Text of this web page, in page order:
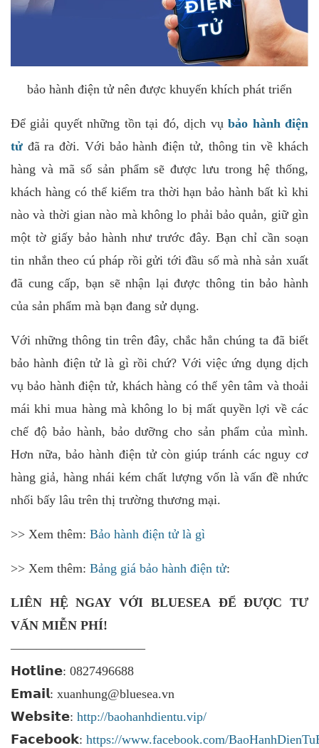
bảo hành điện tử nên được khuyến khích phát triển
Để giải quyết những tồn tại đó, dịch vụbảo hành điện
tử đã ra đời. Với bảo hành điện tử, thông tin về khách
hàng và mã số sản phẩm sẽ được lưu trong hệ thống,
khách hàng có thể kiểm tra thời hạn bảo hành bất kì khi
nào và thời gian nào mà không lo phải bảo quản, giữ gìn
một tờ giấy bảo hành như trước đây. Bạn chỉ cần soạn
tin nhắn theo cú pháp rồi gửi tới đầu số mà nhà sản xuất
đã cung cấp, bạn sẽ nhận lại được thông tin bảo hành
của sản phẩm mà bạn đang sử dụng.
Với những thông tin trên đây, chắc hẳn chúng ta đã biết
bảo hành điện tử là gì rồi chứ? Với việc ứng dụng dịch
vụ bảo hành điện tử, khách hàng có thể yên tâm và thoải
mái khi mua hàng mà không lo bị mất quyền lợi về các
chế độ bảo hành, bảo dưỡng cho sản phẩm của mình.
Hơn nữa, bảo hành điện tử còn giúp tránh các nguy cơ
hàng giả, hàng nhái kém chất lượng vốn là vấn đề nhức
nhối bấy lâu trên thị trường thương mại.
>> Xem thêm: Bảo hành điện tử là gì
>> Xem thêm: Bảng giá bảo hành điện tử:
LIÊN HỆ NGAY VỚI BLUESEA ĐỂ ĐƯỢC TƯ
VẤN MIỄN PHÍ!
——————————–
𝗛𝗼𝘁𝗹𝗶𝗻𝗲: 0827496688
𝗘𝗺𝗮𝗶𝗹: xuanhung@bluesea.vn
𝗪𝗲𝗯𝘀𝗶𝘁𝗲: http://baohanhdientu.vip/
𝗙𝗮𝗰𝗲𝗯𝗼𝗼𝗸: https://www.facebook.com/